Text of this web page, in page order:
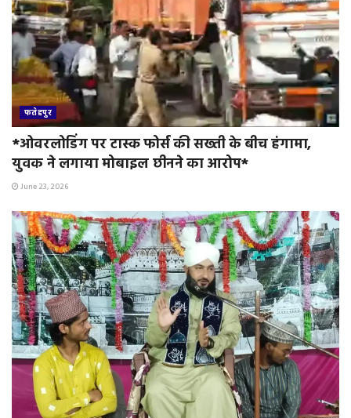
फतेहपुर
*ओवरलोडिंग पर टास्क फोर्स की सख्ती के बीच हंगामा,
युवक ने लगाया मोबाइल छीनने का आरोप*
June 23, 2026